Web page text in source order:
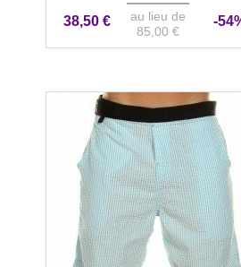
38,50 €
au lieu de
85,00 €
-